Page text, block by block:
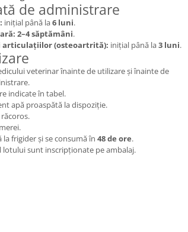
de administrare
inițial până la6 luni.
2–4 săptămâni.
articulațiilor (osteoartrită): inițial până la3 luni.
veterinar înainte de utilizare și înainte de
indicate în tabel.
apă proaspătă la dispoziție.
la frigider și se consumă în 48 de ore.
lotului sunt inscripționate pe ambalaj.